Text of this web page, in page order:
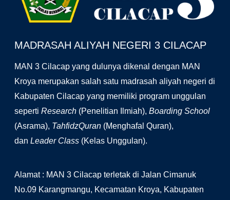
MADRASAH ALIYAH NEGERI 3 CILACAP
MAN 3 Cilacap yang dulunya dikenal dengan MAN
Kroya merupakan salah satu madrasah aliyah negeri di
Kabupaten Cilacap yang memiliki program unggulan
seperti Research (Penelitian Ilmiah), Boarding School
(Asrama), TahfidzQuran (Menghafal Quran),
dan Leader Class (Kelas Unggulan).
Alamat : MAN 3 Cilacap terletak di Jalan Cimanuk
No.09 Karangmangu, Kecamatan Kroya, Kabupaten